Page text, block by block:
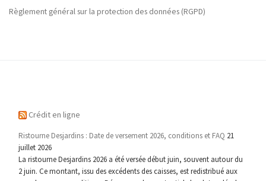
Règlement général sur la protection des données (RGPD)
Crédit en ligne
Ristourne Desjardins : Date de versement 2026, conditions et FAQ 21
juillet 2026
La ristourne Desjardins 2026 a été versée début juin, souvent autour du
2 juin. Ce montant, issu des excédents des caisses, est redistribué aux